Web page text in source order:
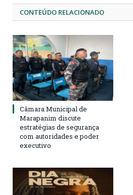
CONTEÚDO RELACIONADO
Câmara Municipal de
Marapanim discute
estratégias de segurança
com autoridades e poder
executivo